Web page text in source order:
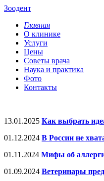
Зоодент
Главная
О клинике
Услуги
Цены
Советы врача
Наука и практика
Фото
Контакты
13.01.2025 Как выбрать
01.12.2024 В России не
01.11.2024 Мифы об
01.09.2024 Ветеринары